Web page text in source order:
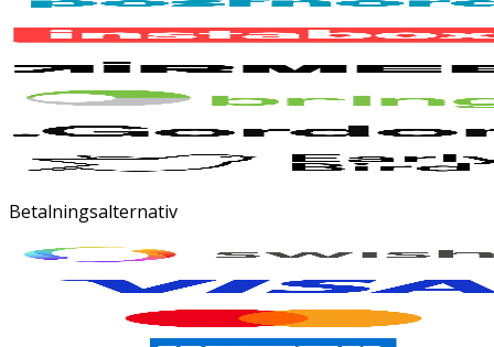
Betalningsalternativ